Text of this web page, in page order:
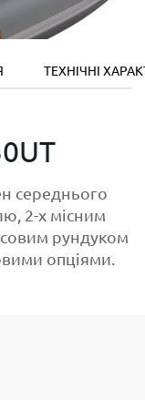
ТЕХНІЧНІ
середнього
2-х місним
рундуком
опціями.